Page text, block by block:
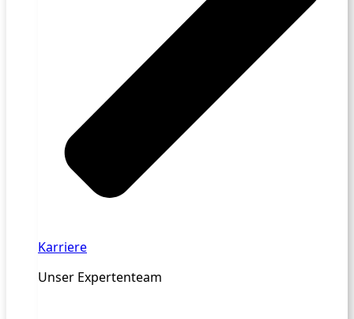
Karriere
Unser Expertenteam